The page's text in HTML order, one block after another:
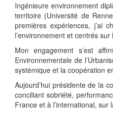
Ingénieure environnement
territoire (Université de
premières expériences, j’ai
l’environnement et centrés
Mon engagement s’est
Environnementale de
systémique et la coopération
Aujourd’hui présidente de la
conciliant sobriété,
France et à l’international,